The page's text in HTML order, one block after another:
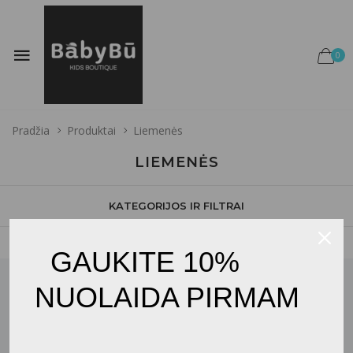
0
Pradžia Produktai Liemenės
LIEMENĖS
KATEGORIJOS IR FILTRAI
JŪSŲ EL. PAŠTAS
GAUKITE 10%
NUOLAIDA PIRMAM